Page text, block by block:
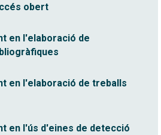
obert
en l'elaboració de
en l'elaboració de treballs
en l'ús d'eines de detecció